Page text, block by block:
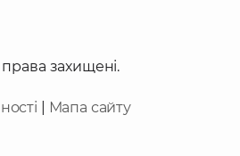
права захищені.
Мапа сайту